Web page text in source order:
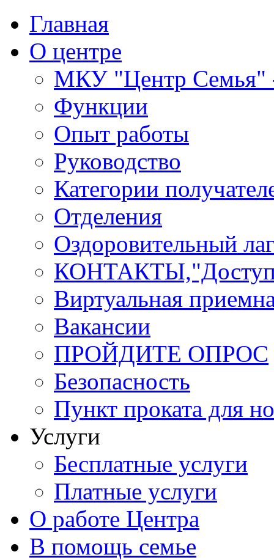
Главная
О центре
МКУ "Центр Семья"
Функции
Опыт работы
Руководство
Категории
Отделения
Оздоровительный
Виртуальная
Вакансии
ПРОЙДИТЕ ОПРОС
Безопасность
Пункт проката для
Услуги
Бесплатные услуги
Платные услуги
О работе Центра
В помощь семье